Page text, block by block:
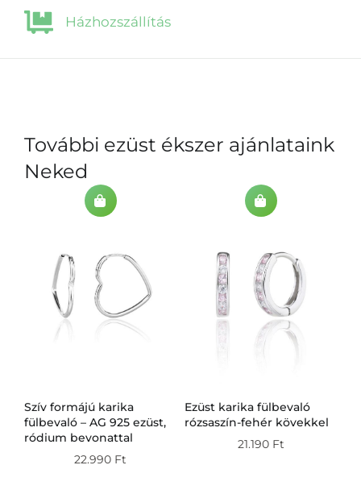
Házhozszállítás
További ezüst ékszer ajánlataink
Neked
Szív formájú karika
fülbevaló – AG 925 ezüst,
ródium bevonattal
22.990 Ft
Ezüst karika fülbevaló
rózsaszín-fehér kövekkel
21.190 Ft